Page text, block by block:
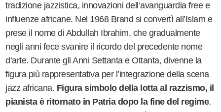
tradizione jazzistica, innovazioni dell ’avanguardia free e
influenze africane. Nel 1968 Brand si convertì all ’Islam e
prese il nome di Abdullah Ibrahim, che gradualmente
negli anni fece svanire il ricordo del precedente nome
d’arte. Durante gli Anni Settanta e Ottanta, divenne la
figura più rappresentativa per l ’integrazione della scena
jazz africana. Figura simbolo della lotta al razzismo, il
pianista è ritornato in Patria dopo la fine del regime.